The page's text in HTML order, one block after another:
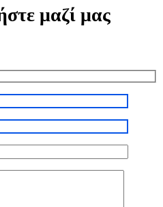
μαζί μας